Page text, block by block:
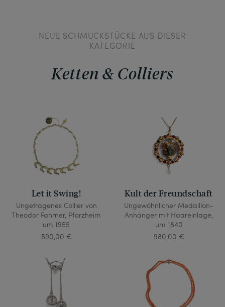
NEUE SCHMUCKSTÜCKE AUS DIESER
KATEGORIE
Ketten & Colliers
Let it Swing!
Ungetragenes Collier von
Theodor Fahrner, Pforzheim
um 1955
590,00 €
Kult der Freundschaft
Ungewöhnlicher Medaillon-
Anhänger mit Haareinlage,
um 1840
980,00 €